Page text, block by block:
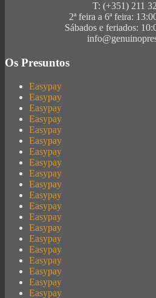
T: (+351) 211
2ª feira a 6ª feira:
Sábados e feriados:
Os Presuntos
Easypay
Easypay
Easypay
Easypay
Easypay
Easypay
Easypay
Easypay
Easypay
Easypay
Easypay
Easypay
Easypay
Easypay
Easypay
Easypay
Easypay
Easypay
Easypay
Easypay